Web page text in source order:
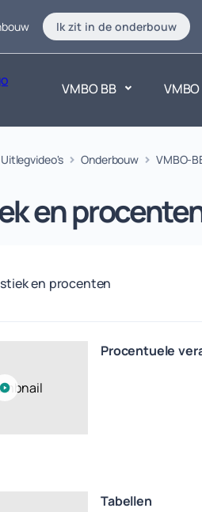
Ik zit in de onderbouw
VMBO BB
Taalvakken
Uitlegvideo's Onderbouw VMBO-
en
en procenten
Procentuele
Tabellen